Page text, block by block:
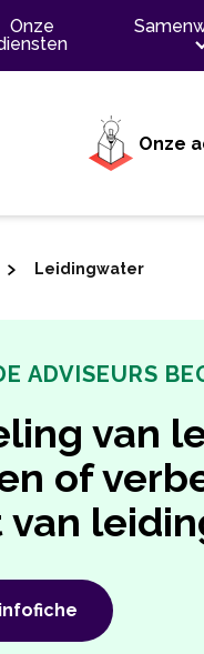
Onze
Onze
Leidingwater
ADVISEURS
van
of